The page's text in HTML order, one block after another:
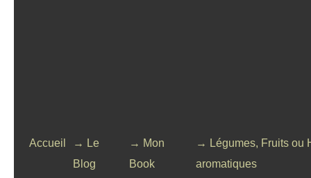
Accueil
→ Le
Blog
→ Mon
Book
→ Légumes, Fruits ou
aromatiques